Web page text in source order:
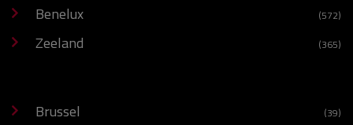
Benelux (572)
Zeeland (365)
Brussel (39)